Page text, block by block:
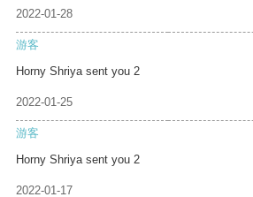
2022-01-28
游客
Horny Shriya sent you 2
2022-01-25
游客
Horny Shriya sent you 2
2022-01-17